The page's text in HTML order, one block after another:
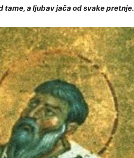
tame, a ljubav jača od svake pretnje.